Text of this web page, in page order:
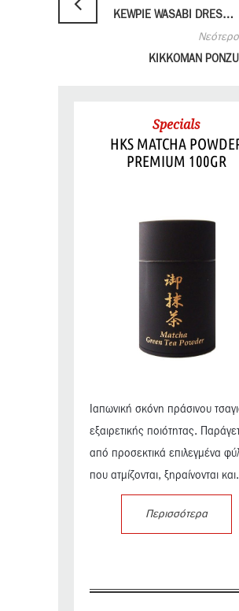
KEWPIE WASABI DRESSING
Νεότερο
KIKKOMAN PONZU
Specials
HKS MATCHA
PREMIUM 100GR
Ιαπωνική σκόνη πράσινου
εξαιρετικής ποιότητας.
από προσεκτικά επιλεγμένα
που ατμίζονται, ξηραίνονται
Περισσότερα